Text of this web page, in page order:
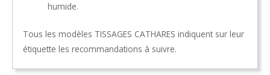
humide.
Tous les modèles TISSAGES CATHARES indiquent sur leur
étiquette les recommandations à suivre.